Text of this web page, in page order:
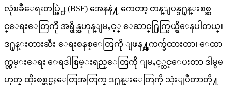
လုံၿခဳံေရးတပ္ဖြဲ႕ (BSF) အေနနဲ႔ ကေတာ့ တန္ျပန္ဒ႐ုန္းစစ္ဆ
င္ေရးေတြကို အရွိန္အဟုန္ျမႇင့္ ေဆာင္႐ြက္ဖြယ္ရွိေနပါတယ္။
ဒ႐ုန္းတားဆီး ေရးစနစ္ေတြကို ျဖန႔္ၾကက္ခ်ထားတာ၊ ေထာ
က္လွမ္းေရး ေရဒါစြမ္းရည္ေတြကို ျမႇင့္တင္ေပးတာ ဒါမွမ
ဟုတ္ ထိုးစစ္ဆင္မႈေတြအတြက္ ဒ႐ုန္းေတြကို သုံးျပဳတာတို႔